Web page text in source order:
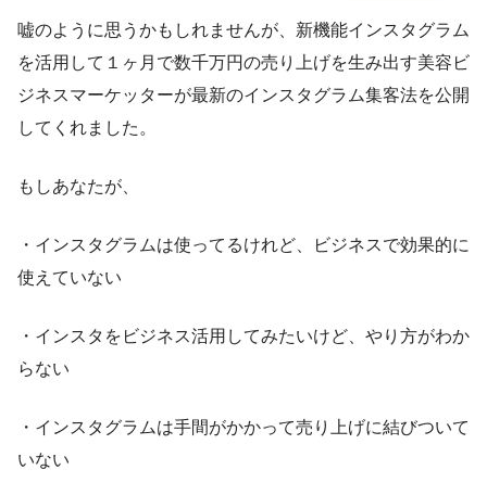
嘘のように思うかもしれませんが、新機能インスタグラム
を活用して１ヶ月で数千万円の売り上げを生み出す美容ビ
ジネスマーケッターが最新のインスタグラム集客法を公開
してくれました。
もしあなたが、
・インスタグラムは使ってるけれど、ビジネスで効果的に
使えていない
・インスタをビジネス活用してみたいけど、やり方がわか
らない
・インスタグラムは手間がかかって売り上げに結びついて
いない